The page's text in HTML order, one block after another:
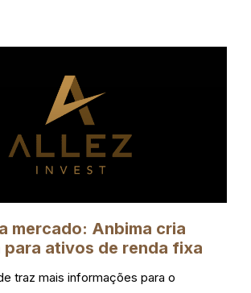
mercado: Anbima cria
para ativos de renda fixa
traz mais informações para o